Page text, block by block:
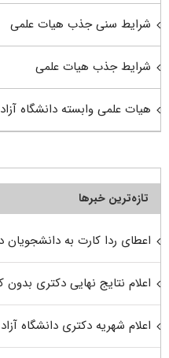
شرایط سنی جذب هیات علمی
شرایط جذب هیات علمی
هیات علمی وابسته دانشگاه آزاد
تازه‌ترین خبرها
اعطای ردا کارت به دانشجویان
اعلام نتایج نهایی دکتری بدون
اعلام شهریه دکتری دانشگاه آزاد ۱۴۰۵